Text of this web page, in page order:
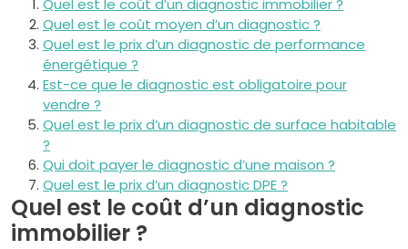
Quel est le coût d’un diagnostic immobilier ?
Quel est le coût moyen d’un diagnostic ?
Quel est le prix d’un diagnostic de performance
énergétique ?
Est-ce que le diagnostic est obligatoire pour
vendre ?
Quel est le prix d’un diagnostic de surface habitable
?
Qui doit payer le diagnostic d’une maison ?
Quel est le prix d’un diagnostic DPE ?
Quel est le coût d’un diagnostic
immobilier ?